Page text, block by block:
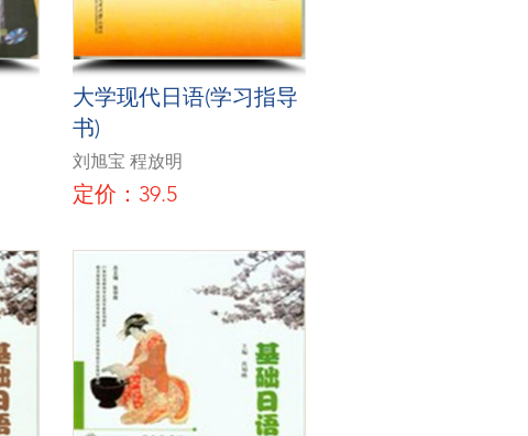
大学现代日语(学习指导
书)
刘旭宝 程放明
定价：39.5